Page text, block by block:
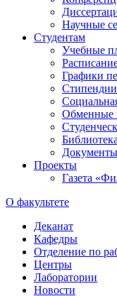
Научные
Студентам
Учебные
Графики
Стипендии
Обменные
Библиотека
Документы
Проекты
Газета
О факультете
Деканат
Кафедры
Отделение по
Центры
Лаборатории
Новости